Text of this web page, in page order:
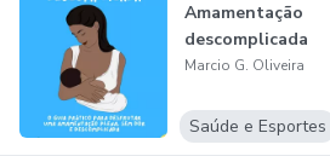
Amamentação
descomplicada
Marcio G. Oliveira
Saúde e Esportes